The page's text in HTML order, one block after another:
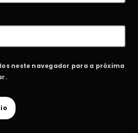
neste navegador para a próxima